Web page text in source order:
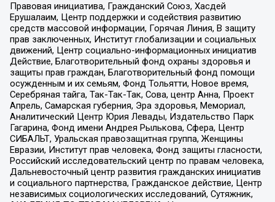
Правовая инициатива, Гражданский Союз, Хасдей
Ерушалаим, Центр поддержки и содействия развитию
средств массовой информации, Горячая Линия, В защиту
прав заключенных, Институт глобализации и социальных
движений, Центр социально-информационных инициатив
Действие, Благотворительный фонд охраны здоровья и
защиты прав граждан, Благотворительный фонд помощи
осужденным и их семьям, Фонд Тольятти, Новое время,
Серебряная тайга, Так-Так-Так, Сова, центр Анна, Проект
Апрель, Самарская губерния, Эра здоровья, Мемориал,
Аналитический Центр Юрия Левады, Издательство Парк
Гагарина, Фонд имени Андрея Рылькова, Сфера, Центр
СИБАЛЬТ, Уральская правозащитная группа, Женщины
Евразии, Институт прав человека, Фонд защиты гласности,
Российский исследовательский центр по правам человека,
Дальневосточный центр развития гражданских инициатив
и социального партнерства, Гражданское действие, Центр
независимых социологических исследований, Сутяжник,